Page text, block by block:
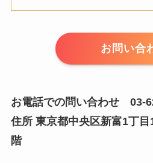
お問い合
お電話での問い合わせ 03-
住所 東京都中央区新富1丁
階